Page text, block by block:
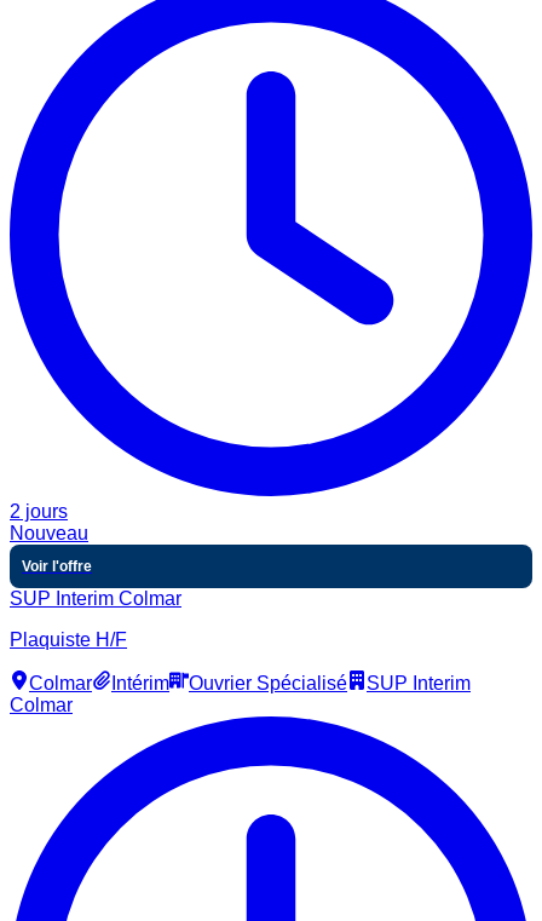
2 jours
Nouveau
Voir l'offre
SUP Interim Colmar
Plaquiste H/F
Colmar Intérim Ouvrier Spécialisé
SUP Interim
Colmar